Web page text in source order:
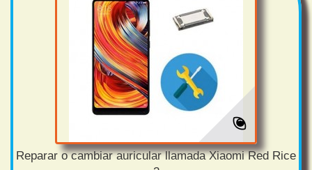
Reparar o cambiar auricular llamada Xiaomi Red Rice